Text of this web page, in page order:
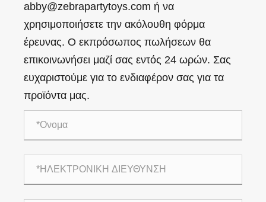
abby@zebrapartytoys.com ή να
χρησιμοποιήσετε την ακόλουθη φόρμα
έρευνας. Ο εκπρόσωπος πωλήσεων θα
επικοινωνήσει μαζί σας εντός 24 ωρών. Σας
ευχαριστούμε για το ενδιαφέρον σας για τα
προϊόντα μας.